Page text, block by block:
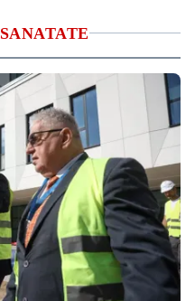
SANATATE